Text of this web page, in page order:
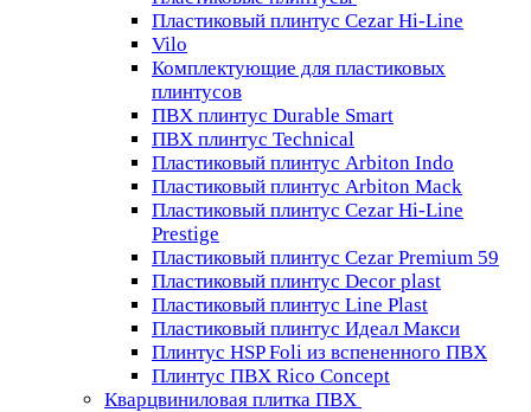
Пластиковый плинтус Cezar Hi-Line
Vilo
Комплектующие для пластиковых
плинтусов
ПВХ плинтус Durable Smart
ПВХ плинтус Technical
Пластиковый плинтус Arbiton Indo
Пластиковый плинтус Arbiton Mack
Пластиковый плинтус Cezar Hi-Line
Prestige
Пластиковый плинтус Cezar Premium 59
Пластиковый плинтус Decor plast
Пластиковый плинтус Line Plast
Пластиковый плинтус Идеал Макси
Плинтус HSP Foli из вспененного ПВХ
Плинтус ПВХ Rico Concept
Кварцвиниловая плитка ПВХ